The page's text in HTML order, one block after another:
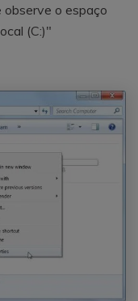
observe o espaço
(C:)"